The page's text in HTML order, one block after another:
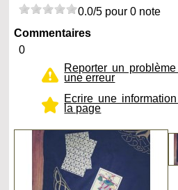
0.0/5 pour 0 note
Commentaires
0
Reporter un
une erreur
Ecrire une
la page